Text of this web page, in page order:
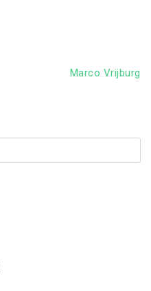
Next
Marco Vrijburg